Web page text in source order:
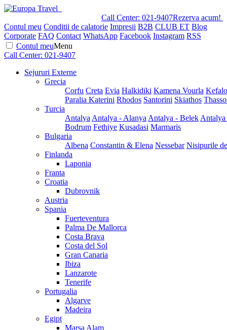
Call Center: 021-9407Rezerva acum!
Contul meu Conditii de calatorie Impresii B2B CLUB ET Blog
Corporate FAQ Contact WhatsApp Facebook Instagram RSS
Contul meuMenu
Call Center: 021-9407
Sejururi Externe
Grecia
Corfu Creta Evia Halkidiki Kamena Vourla
Paralia Katerini Rhodos Santorini Skiathos
Turcia
Antalya Antalya - Alanya Antalya - Belek
Bodrum Fethiye Kusadasi Marmaris
Bulgaria
Albena Constantin & Elena Nessebar Nisipurile
Finlanda
Laponia
Franta
Croatia
Dubrovnik
Austria
Spania
Fuerteventura
Palma De Mallorca
Costa Brava
Costa del Sol
Gran Canaria
Ibiza
Lanzarote
Tenerife
Portugalia
Algarve
Madeira
Egipt
Marsa Alam